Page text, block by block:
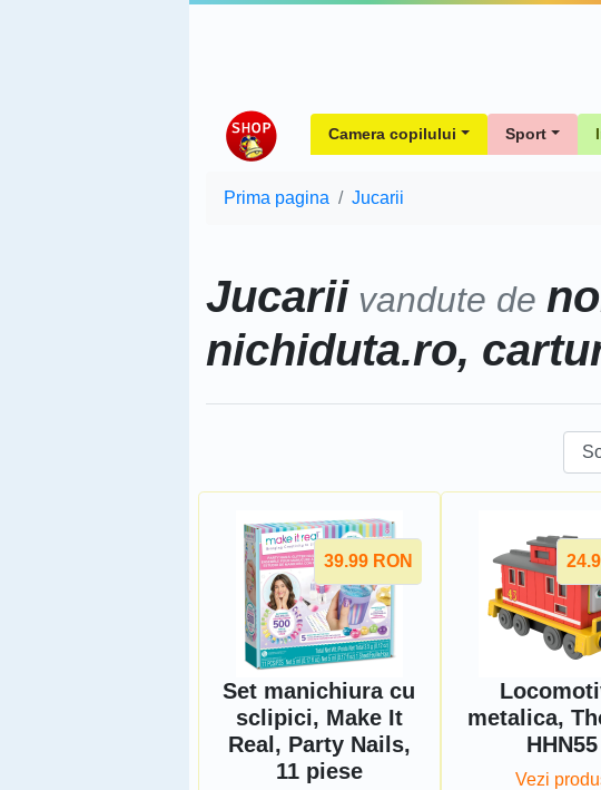
Camera copilului Sport
Prima pagina Jucarii
Jucarii vandute de
nichiduta.ro,
39.99 RON
Set manichiura cu
sclipici, Make It
Real, Party Nails,
11 piese
metalica,
HHN55
Vezi